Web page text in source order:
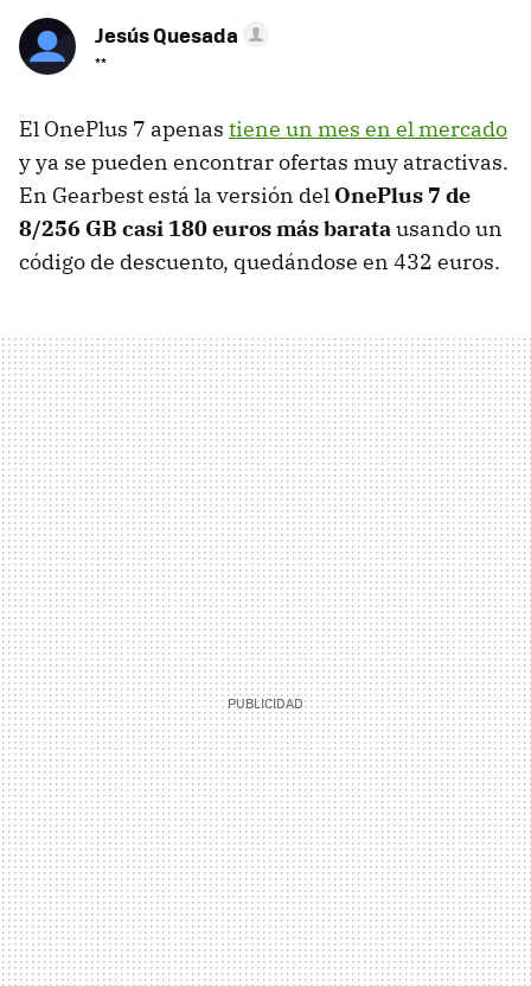
Jesús Quesada
**
El OnePlus 7 apenas tiene un mes en el mercado
y ya se pueden encontrar ofertas muy atractivas.
En Gearbest está la versión del OnePlus 7 de
8/256 GB casi 180 euros más barata usando un
código de descuento, quedándose en 432 euros.